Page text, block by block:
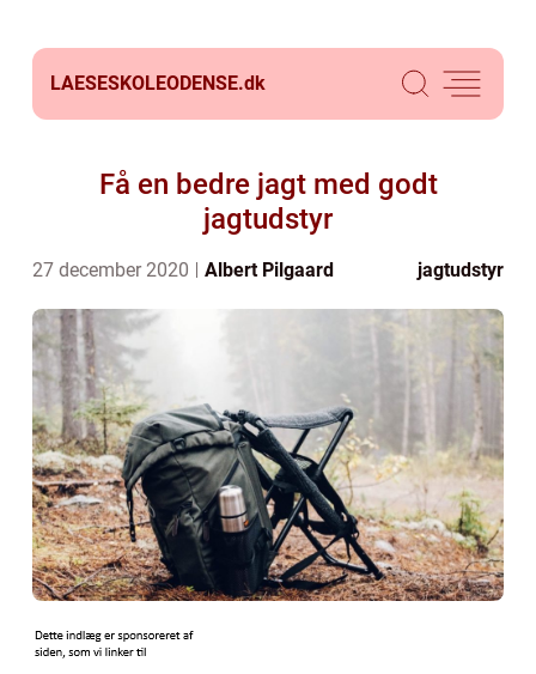
LAESESKOLEODENSE.dk
Få en bedre jagt med godt
jagtudstyr
27 december 2020 Albert Pilgaard jagtudstyr